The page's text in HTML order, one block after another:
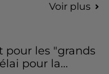
Voir plus
pour les "grands
pour la...